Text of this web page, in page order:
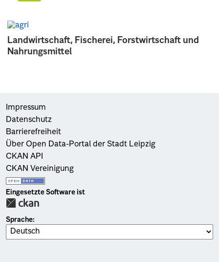
Landwirtschaft, Fischerei, Forstwirtschaft und
Nahrungsmittel
Impressum
Datenschutz
Barrierefreiheit
Über Open Data-Portal der Stadt Leipzig
CKAN API
CKAN Vereinigung
Eingesetzte Software ist
Sprache